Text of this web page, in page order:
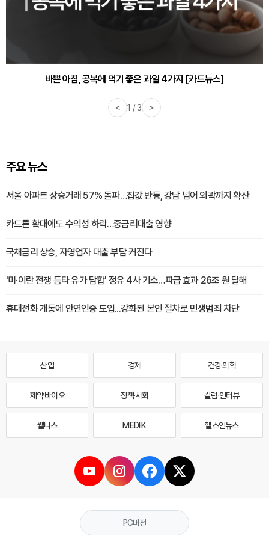
바쁜 아침, 공복에 먹기 좋은 과일 4가지 [카드뉴스]
30대부터 유병률 2배...여자에게 꼭 필요한 검사는? [카드뉴스]
< 1 / 3 >
주요 뉴스
서울 아파트 상승거래 57% 돌파…집값 반등, 강남 넘어 외곽까지 확산
카드론 확대에도 수익성 하락…중금리대출 영향
국채금리 상승, 자영업자 대출 부담 커진다
'미·이란 전쟁 틈타 유가 담합' 정유 4사 기소…파급 효과 26조 원 달해
휴대전화 개통에 안면인증 도입...강화된 본인 절차로 민생범죄 차단
산업 경제 건강·의학
제약·바이오 정책·사회 칼럼·인터뷰
웰니스 MEDI·K 헬스인뉴스
PC버전